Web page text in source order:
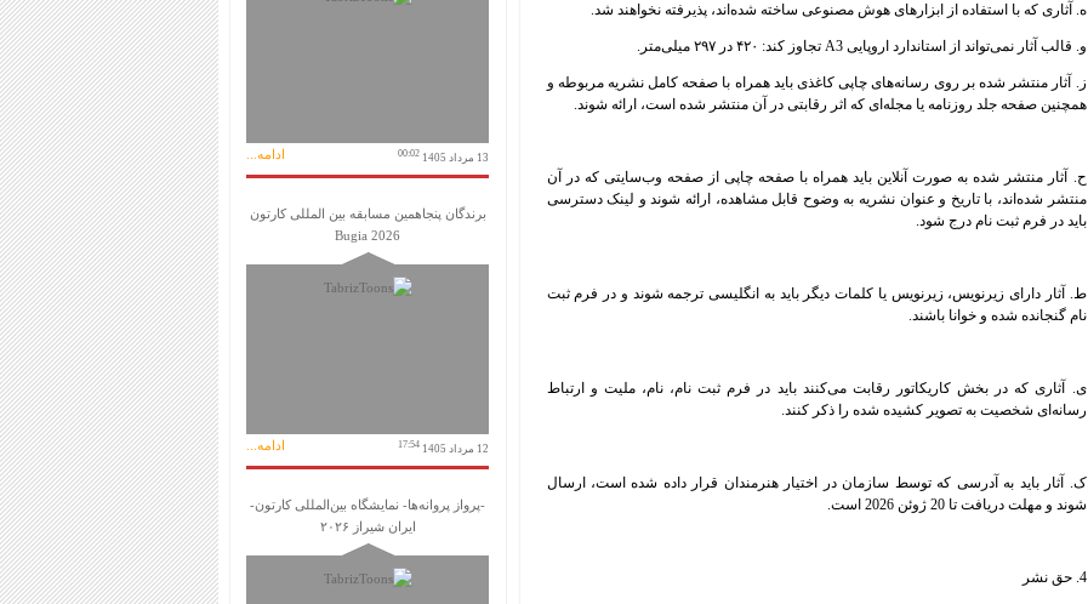
ه. آثاری که با استفاده از ابزارهای هوش مصنوعی ساخته شده‌اند، پذیرفته نخواهند شد.
و. قالب آثار نمی‌تواند از استاندارد اروپایی A3 تجاوز کند: ۴۲۰ در ۲۹۷ میلی‌متر.
ز. آثار منتشر شده بر روی رسانه‌های چاپی کاغذی باید همراه با صفحه کامل نشریه مربوطه و
همچنین صفحه جلد روزنامه یا مجله‌ای که اثر رقابتی در آن منتشر شده است، ارائه شوند.
ح. آثار منتشر شده به صورت آنلاین باید همراه با صفحه چاپی از صفحه وب‌سایتی که در آن
منتشر شده‌اند، با تاریخ و عنوان نشریه به وضوح قابل مشاهده، ارائه شوند و لینک دسترسی
باید در فرم ثبت نام درج شود.
ط. آثار دارای زیرنویس، زیرنویس یا کلمات دیگر باید به انگلیسی ترجمه شوند و در فرم ثبت
نام گنجانده شده و خوانا باشند.
ی. آثاری که در بخش کاریکاتور رقابت می‌کنند باید در فرم ثبت نام، نام، ملیت و ارتباط
رسانه‌ای شخصیت به تصویر کشیده شده را ذکر کنند.
ک. آثار باید به آدرسی که توسط سازمان در اختیار هنرمندان قرار داده شده است، ارسال
شوند و مهلت دریافت تا 20 ژوئن 2026 است.
4. حق نشر
13 مرداد 1405 00:02 ادامه...
برندگان پنجاهمین مسابقه بین المللی کارتون
Bugia 2026
12 مرداد 1405 17:54 ادامه...
-پرواز پروانه‌ها- نمایشگاه بین‌المللی کارتون-
ایران شیراز ۲۰۲۶